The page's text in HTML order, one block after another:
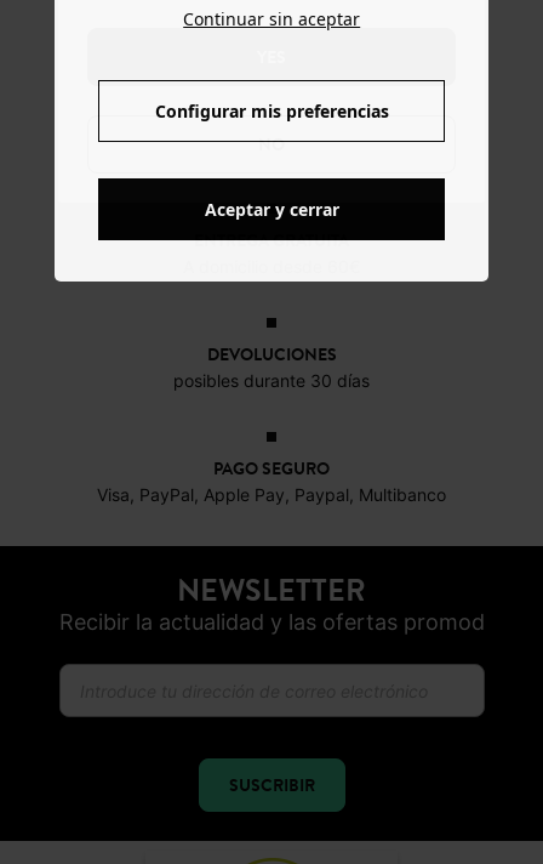
NO
ENTREGA GRATUITA
DEVOLUCIONES
posibles durante 30 días
PAGO SEGURO
Visa, PayPal, Apple Pay, Paypal, Multibanco
NEWSLETTER
Recibir la actualidad y las ofertas promod
SUSCRIBIR
Continuar sin aceptar
Configurar mis preferencias
Aceptar y cerrar